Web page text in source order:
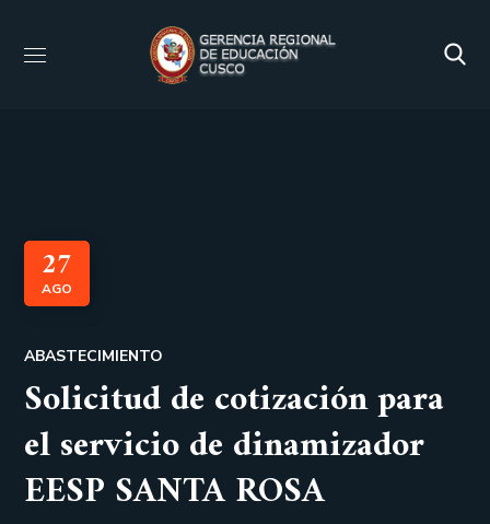
27
AGO
ABASTECIMIENTO
Solicitud de cotización para
el servicio de dinamizador
EESP SANTA ROSA